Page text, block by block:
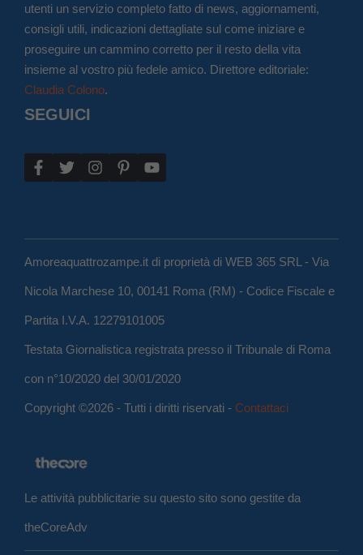
utenti un servizio completo fatto di news, aggiornamenti,
consigli utili, indicazioni dettagliate sul come iniziare e
proseguire un cammino corretto per il resto della vita
insieme al vostro più fedele amico. Direttore editoriale:
Claudia Colono.
SEGUICI
Amoreaquattrozampe.it di proprietà di WEB 365 SRL - Via
Nicola Marchese 10, 00141 Roma (RM) - Codice Fiscale e
Partita I.V.A. 12279101005
Testata Giornalistica registrata presso il Tribunale di Roma
con n°10/2020 del 30/01/2020
Copyright ©2026 - Tutti i diritti riservati - Contattaci
Le attività pubblicitarie su questo sito sono gestite da
theCoreAdv